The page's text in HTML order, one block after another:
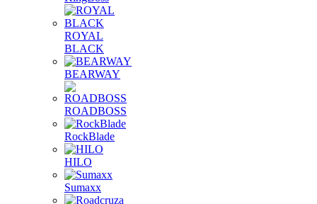
ROYAL
BLACK
BEARWAY
ROADBOSS
RockBlade
HILO
Sumaxx